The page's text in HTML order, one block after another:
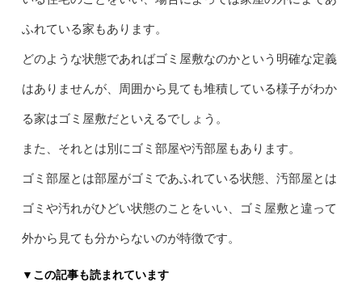
ふれている家もあります。
どのような状態であればゴミ屋敷なのかという明確な定義
はありませんが、周囲から見ても堆積している様子がわか
る家はゴミ屋敷だといえるでしょう。
また、それとは別にゴミ部屋や汚部屋もあります。
ゴミ部屋とは部屋がゴミであふれている状態、汚部屋とは
ゴミや汚れがひどい状態のことをいい、ゴミ屋敷と違って
外から見ても分からないのが特徴です。
▼この記事も読まれています